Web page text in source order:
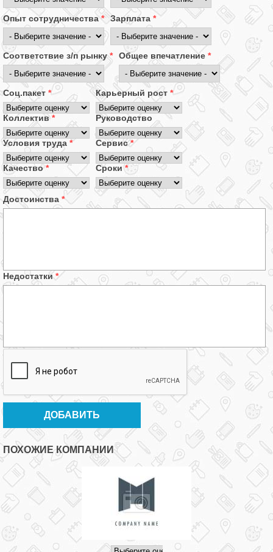
Опыт сотрудничества* Зарплата *
Соответствие з/п рынку* Общее впечатление *
Соц.пакет * Карьерный рост *
Коллектив* Руководство
Условия труда * Сервис*
Качество* Сроки *
Достоинства *
Недостатки*
ПОХОЖИЕ КОМПАНИИ